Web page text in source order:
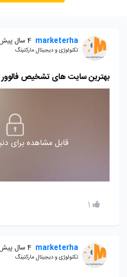
marketerha 4 سال پیش
تکنولوژی و دیجیتال مارکتینگ
بهترین سایت های تشخیص فالوور
قابل مشاهده برای
1
marketerha 4 سال پیش
تکنولوژی و دیجیتال مارکتینگ